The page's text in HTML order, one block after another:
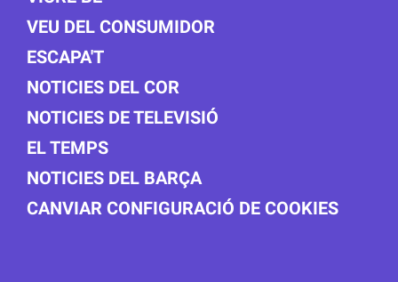
VEU DEL CONSUMIDOR
ESCAPA'T
NOTICIES DEL COR
NOTICIES DE TELEVISIÓ
EL TEMPS
NOTICIES DEL BARÇA
CANVIAR CONFIGURACIÓ DE COOKIES